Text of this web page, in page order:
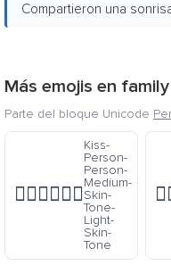
Compartieron una
Más emojis en family
Parte del bloque Unicode
🧑🏽‍❤️‍💋‍🧑🏻
Kiss-
Person-
Person-
Medium-
Skin-
Tone-
Light-
Skin-
Tone